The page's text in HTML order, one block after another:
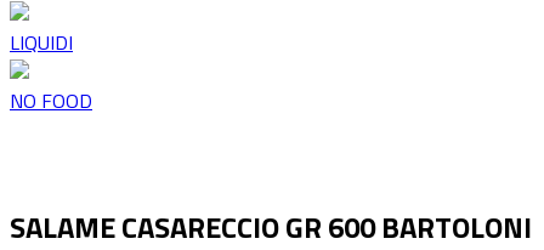
LIQUIDI
NO FOOD
SALAME CASARECCIO GR 600 BARTOLONI